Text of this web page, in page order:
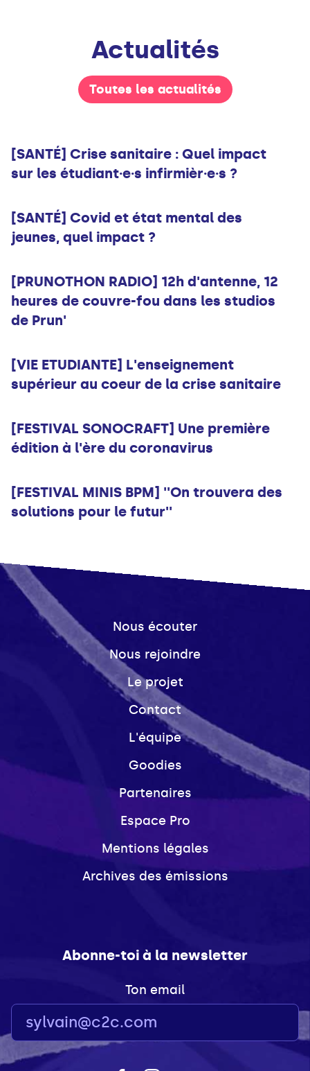
Actualités
Toutes les actualités
[SANTÉ] Crise sanitaire : Quel impact
sur les étudiant·e·s infirmièr·e·s ?
Infos
[SANTÉ] Covid et état mental des
jeunes, quel impact ?
Infos
[PRUNOTHON RADIO] 12h d'antenne, 12
heures de couvre-fou dans les studios
de Prun'
Infos
[VIE ETUDIANTE] L'enseignement
supérieur au coeur de la crise sanitaire
Infos
[FESTIVAL SONOCRAFT] Une première
édition à l'ère du coronavirus
Musique
[FESTIVAL MINIS BPM] ''On trouvera des
solutions pour le futur''
Nous écouter
Nous rejoindre
Le projet
Contact
L'équipe
Goodies
Partenaires
Espace Pro
Mentions légales
Archives des émissions
Abonne-toi à la newsletter
Ton email